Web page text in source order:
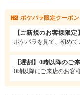
20代前半の可愛く元気な女
ひと味違うリッチな気分が
楽しみに！
そんな可憐な子とのおしゃ
でご安心を！セット料金に
じめ焼酎やカクテルと豊富
んのお酒が飲めて、料金は
ット2,500円コミとかなり
ポケパラ限定クーポン
【ご新規のお客様限
ポケパラを見て、初めて
【遅割】0時以降のご
0時以降にご来店のお客